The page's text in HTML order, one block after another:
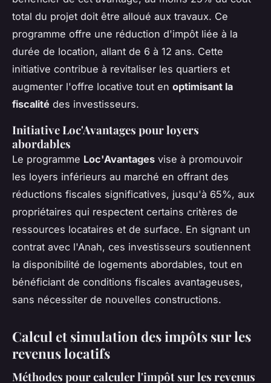
total du projet doit être alloué aux travaux. Ce
programme offre une réduction d'impôt liée à la
durée de location, allant de 6 à 12 ans. Cette
initiative contribue à revitaliser les quartiers et
augmenter l'offre locative tout en optimisant la
fiscalité des investisseurs.
Initiative Loc'Avantages pour loyers
abordables
Le programme Loc'Avantages vise à promouvoir
les loyers inférieurs au marché en offrant des
réductions fiscales significatives, jusqu'à 65%, aux
propriétaires qui respectent certains critères de
ressources locataires et de surface. En signant un
contrat avec l'Anah, ces investisseurs soutiennent
la disponibilité de logements abordables, tout en
bénéficiant de conditions fiscales avantageuses,
sans nécessiter de nouvelles constructions.
Calcul et simulation des impôts sur les
revenus locatifs
Méthodes pour calculer l'impôt sur les revenus